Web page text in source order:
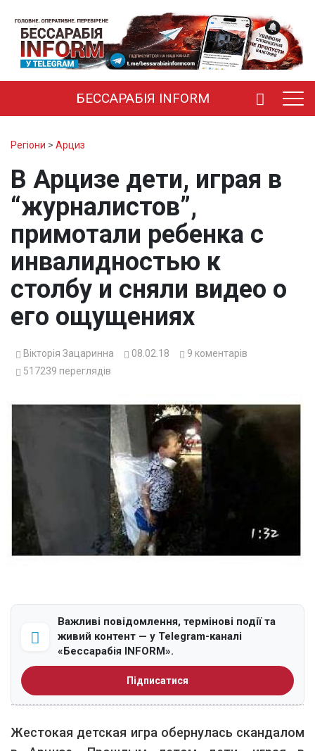
БЕССАРАБІЯ INFORM
Регіони > Арциз
В Арцизе дети, играя в
“журналистов”,
примотали ребенка с
инвалидностью к
столбу и сняли видео о
его ощущениях
Вікторія Зацаринна 08.02.18 9 коментарів
517239 переглядів
Важливі повідомлення, термінові події та
живий контент — у Telegram-каналі
«Бессарабія INFORM».
Підписатися
Жестокая детская игра обернулась скандалом